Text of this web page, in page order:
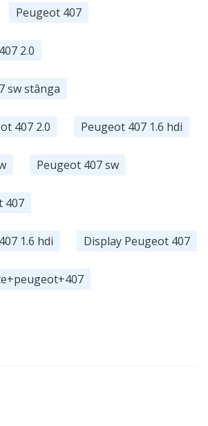
Peugeot 407
2.0
sw stânga
407 2.0 Peugeot 407 1.6 hdi
Peugeot 407 sw
407
1.6 hdi Display Peugeot 407